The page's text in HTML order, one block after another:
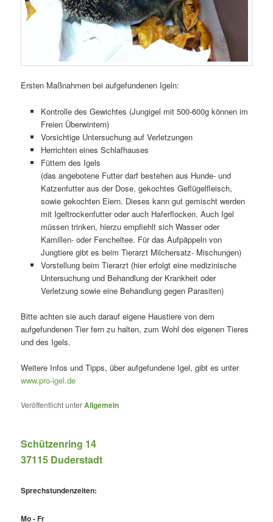
Ersten Maßnahmen bei aufgefundenen Igeln:
Kontrolle des Gewichtes (Jungigel mit 500-600g können im
Freien Überwintern)
Vorsichtige Untersuchung auf Verletzungen
Herrichten eines Schlafhauses
Füttern des Igels
(das angebotene Futter darf bestehen aus Hunde- und
Katzenfutter aus der Dose, gekochtes Geflügelfleisch,
sowie gekochten Eiern. Dieses kann gut gemischt werden
mit Igeltrockenfutter oder auch Haferflocken. Auch Igel
müssen trinken, hierzu empfiehlt sich Wasser oder
Kamillen- oder Fencheltee. Für das Aufpäppeln von
Jungtiere gibt es beim Tierarzt Milchersatz- Mischungen)
Vorstellung beim Tierarzt (hier erfolgt eine medizinische
Untersuchung und Behandlung der Krankheit oder
Verletzung sowie eine Behandlung gegen Parasiten)
Bitte achten sie auch darauf eigene Haustiere von dem
aufgefundenen Tier fern zu halten, zum Wohl des eigenen Tieres
und des Igels.
Weitere Infos und Tipps, über aufgefundene Igel, gibt es unter
www.pro-igel.de
Veröffentlicht unterAllgemein
Schützenring 14
37115 Duderstadt
Sprechstundenzeiten:
Mo - Fr